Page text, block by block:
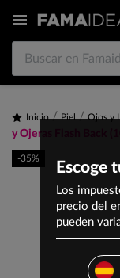

-35%
Inicio Piel Ojos y
y Ojeras Flash Back
Escoge
Los
precio del
pueden